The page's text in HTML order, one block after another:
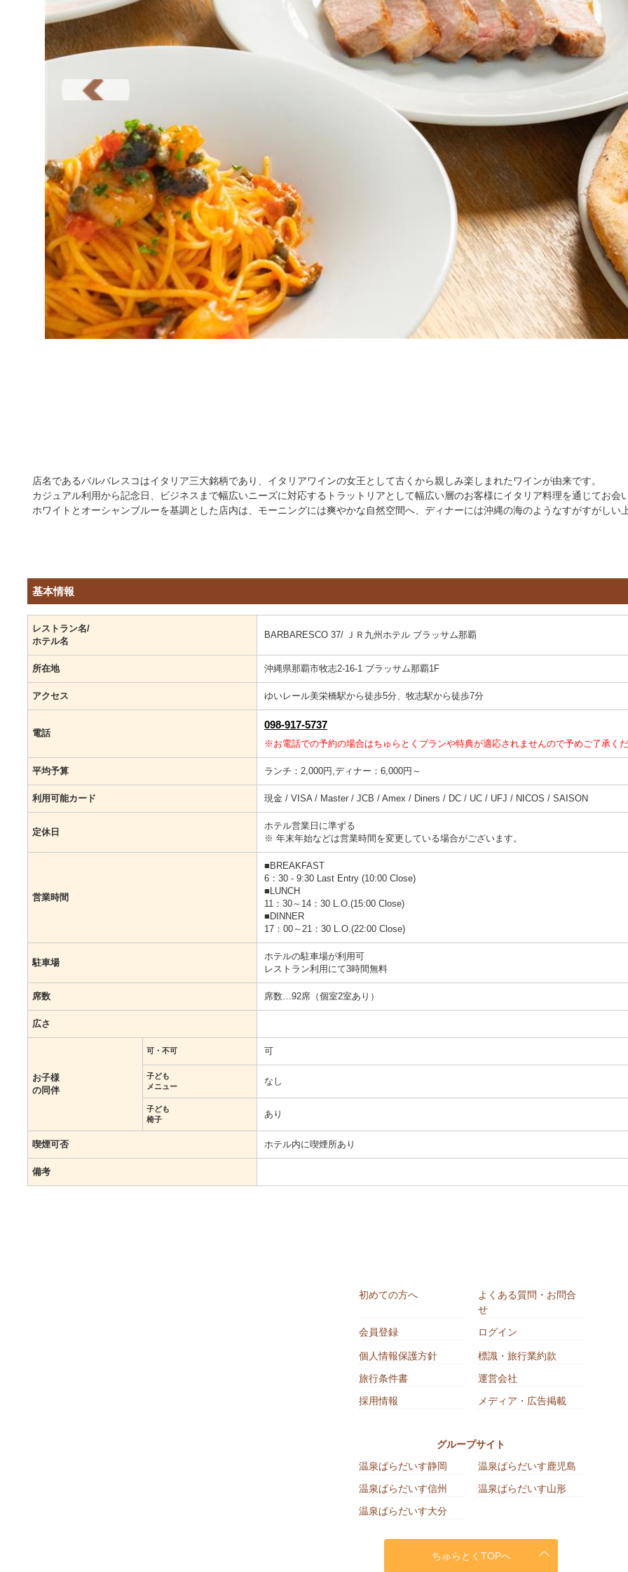
Previous
店名であるバルバレスコはイタリア三大銘柄であり、イタリアワインの女王として古くから親しみ楽しまれたワインが由来です。
カジュアル利用から記念日、ビジネスまで幅広いニーズに対応するトラットリアとして幅広い層のお客様にイタリア料理を通じてお会
ホワイトとオーシャンブルーを基調とした店内は、モーニングには爽やかな自然空間へ、ディナーには沖縄の海のようなすがすがしい
基本情報
レストラン名/
ホテル名
BARBARESCO 37/ ＪＲ九州ホテル ブラッサム那覇
所在地 沖縄県那覇市牧志2-16-1 ブラッサム那覇1F
アクセス ゆいレール美栄橋駅から徒歩5分、牧志駅から徒歩7分
電話
098-917-5737
※お電話での予約の場合はちゅらとくプランや特典が適応されませんので予めご了承く
平均予算 ランチ：2,000円,ディナー：6,000円～
利用可能カード 現金 / VISA / Master / JCB / Amex / Diners / DC / UC / UFJ / NICOS / SAISON
定休日
ホテル営業日に準ずる
※ 年末年始などは営業時間を変更している場合がございます。
営業時間
■BREAKFAST
6：30 - 9:30 Last Entry (10:00 Close)
■LUNCH
11：30～14：30 L.O.(15:00 Close)
■DINNER
17：00～21：30 L.O.(22:00 Close)
駐車場
ホテルの駐車場が利用可
レストラン利用にて3時間無料
席数 席数…92席（個室2室あり）
広さ
お子様
の同伴
可・不可 可
子ども
メニュー
なし
子ども
椅子
あり
喫煙可否 ホテル内に喫煙所あり
備考
初めての方へ
よくある質問・お問合
せ
会員登録
ログイン
個人情報保護方針
標識・旅行業約款
旅行条件書
運営会社
採用情報
メディア・広告掲載
グループサイト
温泉ぱらだいす静岡
温泉ぱらだいす鹿児島
温泉ぱらだいす信州
温泉ぱらだいす山形
温泉ぱらだいす大分
ちゅらとくTOPへ